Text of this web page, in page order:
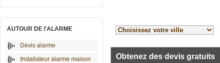
AUTOUR DE l'ALARME
Devis alarme
Installateur alarme maison
Obtenez des devis gratuits